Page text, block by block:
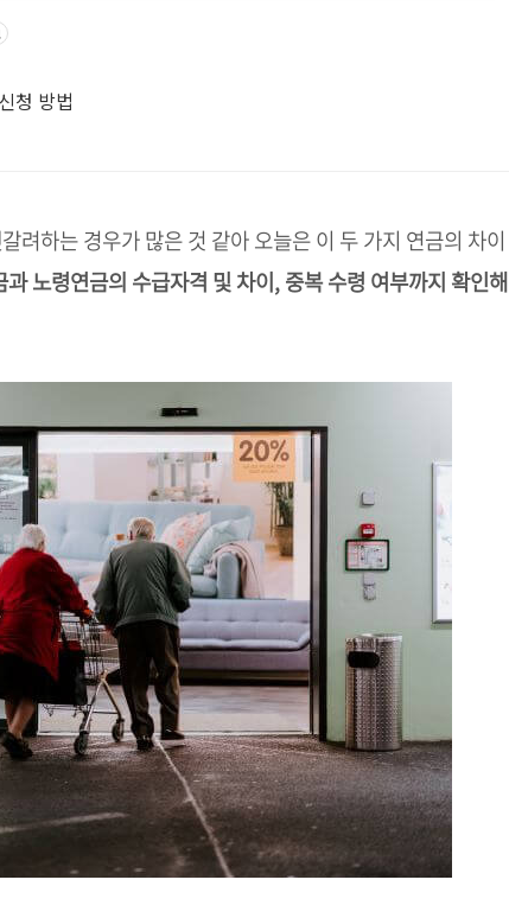
청 방법
려하는 경우가 많은 것 같아 오늘은 이 두 가지 연금의 차이
과 노령연금의 수급자격 및 차이, 중복 수령 여부까지 확인해